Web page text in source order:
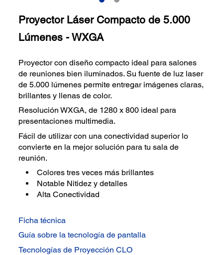
Proyector Láser Compacto de 5.000
Lúmenes - WXGA
Proyector con diseño compacto ideal para salones
de reuniones bien iluminados. Su fuente de luz laser
de 5.000 lúmenes permite entregar imágenes claras,
brillantes y llenas de color.
Resolución WXGA, de 1280 x 800 ideal para
presentaciones multimedia.
Fácil de utilizar con una conectividad superior lo
convierte en la mejor solución para tu sala de
reunión.
Colores tres veces más brillantes
Notable Nitidez y detalles
Alta Conectividad
Ficha técnica
Guía sobre la tecnología de pantalla
Tecnologías de Proyección CLO